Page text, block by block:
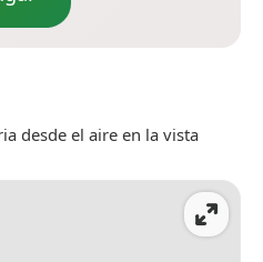
desde el aire en la vista